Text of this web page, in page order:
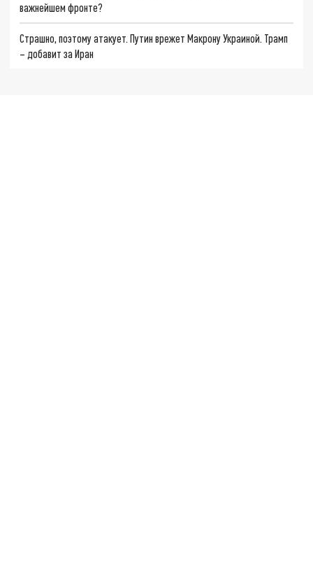
важнейшем фронте?
Страшно, поэтому атакует. Путин врежет Макрону Украиной. Трамп
– добавит за Иран